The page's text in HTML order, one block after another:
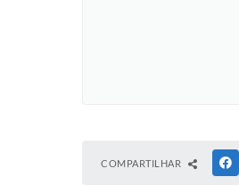
COMPARTILHAR